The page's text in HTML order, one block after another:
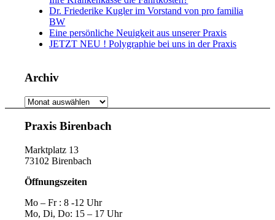
Dr. Friederike Kugler im Vorstand von pro familia
BW
Eine persönliche Neuigkeit aus unserer Praxis
JETZT NEU ! Polygraphie bei uns in der Praxis
Archiv
Archiv
Praxis Birenbach
Marktplatz 13
73102 Birenbach
Öffnungszeiten
Mo – Fr : 8 -12 Uhr
Mo, Di, Do: 15 – 17 Uhr